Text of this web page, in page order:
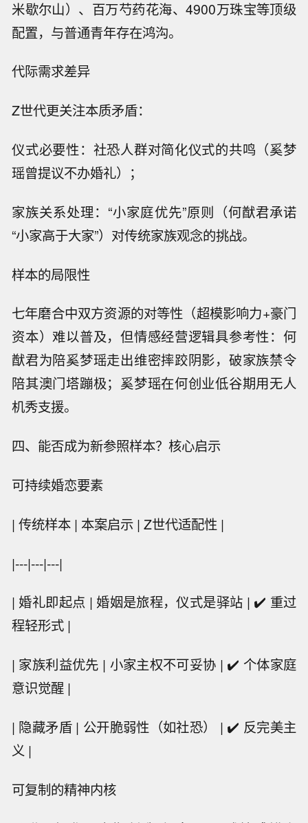
米歇尔山）、百万芍药花海、4900万珠宝等顶级
配置，与普通青年存在鸿沟。
代际需求差异
Z世代更关注本质矛盾：
仪式必要性：社恐人群对简化仪式的共鸣（奚梦
瑶曾提议不办婚礼）；
家族关系处理：“小家庭优先”原则（何猷君承诺
“小家高于大家”）对传统家族观念的挑战。
样本的局限性
七年磨合中双方资源的对等性（超模影响力+豪门
资本）难以普及，但情感经营逻辑具参考性：何
猷君为陪奚梦瑶走出维密摔跤阴影，破家族禁令
陪其澳门塔蹦极；奚梦瑶在何创业低谷期用无人
机秀支援。
四、能否成为新参照样本？核心启示
可持续婚恋要素
| 传统样本 | 本案启示 | Z世代适配性 |
|---|---|---|
| 婚礼即起点 | 婚姻是旅程，仪式是驿站 | ✔️ 重过
程轻形式 |
| 家族利益优先 | 小家主权不可妥协 | ✔️ 个体家庭
意识觉醒 |
| 隐藏矛盾 | 公开脆弱性（如社恐） | ✔️ 反完美主
义 |
可复制的精神内核